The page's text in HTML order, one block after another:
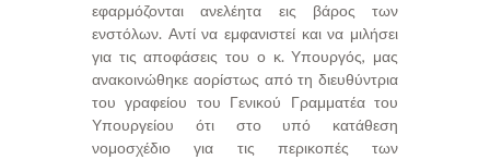
εφαρμόζονται ανελέητα εις βάρος των
ενστόλων. Αντί να εμφανιστεί και να μιλήσει
για τις αποφάσεις του ο κ. Υπουργός, μας
ανακοινώθηκε αορίστως από τη διευθύντρια
του γραφείου του Γενικού Γραμματέα του
Υπουργείου ότι στο υπό κατάθεση
νομοσχέδιο για τις περικοπές των